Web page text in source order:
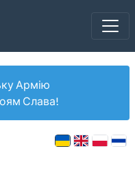
Армію
Слава!